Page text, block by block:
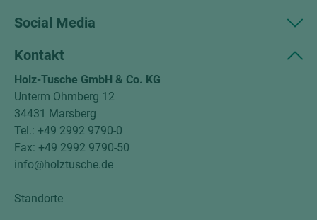
Social Media
Kontakt
Holz-Tusche GmbH & Co. KG
Unterm Ohmberg 12
34431 Marsberg
Tel.: +49 2992 9790-0
Fax: +49 2992 9790-50
info@holztusche.de
Standorte